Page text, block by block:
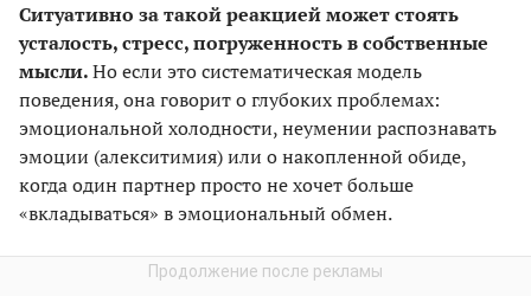
Ситуативно за такой реакцией может стоять
усталость, стресс, погруженность в собственные
мысли.Но если это систематическая модель
поведения, она говорит о глубоких проблемах:
эмоциональной холодности, неумении распознавать
эмоции (алекситимия) или о накопленной обиде,
когда один партнер просто не хочет больше
«вкладываться» в эмоциональный обмен.